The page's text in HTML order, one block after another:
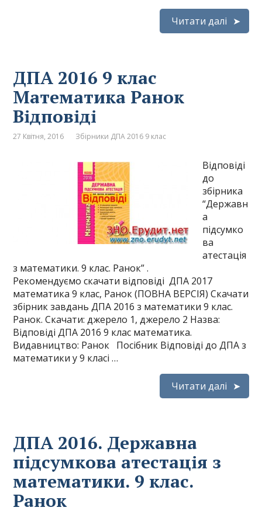
Читати далі
ДПА 2016 9 клас
Математика Ранок
Відповіді
27 Квітня, 2016 Збірники ДПА 2016 9 клас
Відповіді
до
збірника
“Державн
а
підсумко
ва
атестація
з математики. 9 клас. Ранок” .
Рекомендуємо скачати відповіді ДПА 2017
математика 9 клас, Ранок (ПОВНА ВЕРСІЯ) Скачати
збірник завдань ДПА 2016 з математики 9 клас.
Ранок. Скачати: джерело 1, джерело 2 Назва:
Відповіді ДПА 2016 9 клас математика.
Видавництво: Ранок Посібник Відповіді до ДПА з
математики у 9 класі …
Читати далі
ДПА 2016. Державна
підсумкова атестація з
математики. 9 клас.
Ранок